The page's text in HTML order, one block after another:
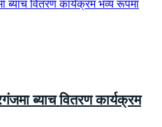
ब्याच वितरण कार्यक्रम